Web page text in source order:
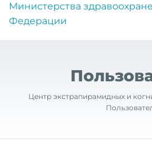
Министерства
Федерации
Центр экстрапирамидных и